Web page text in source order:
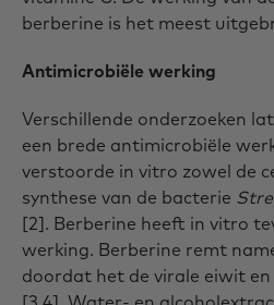
berberine is het meest
Antimicrobiële werking
Verschillende onderzoeken
een brede antimicrobiële
verstoorde in vitro zowel de
synthese van de bacterie
[2]. Berberine heeft in vitro
werking. Berberine remt
doordat het de virale eiwit